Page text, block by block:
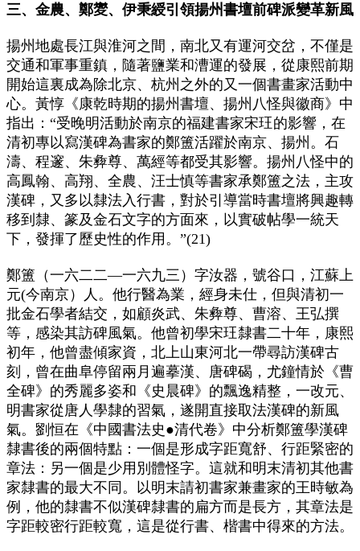
三、金農、鄭夑、伊秉綬引領揚州書壇前碑派變革新風
揚州地處長江與淮河之間，南北又有運河交岔，不僅是
交通和軍事重鎮，隨著鹽業和漕運的發展，從康熙前期
開始這裏成為除北京、杭州之外的又一個書畫家活動中
心。黃惇《康乾時期的揚州書壇、揚州八怪與徽商》中
指出：“受晚明活動於南京的福建書家宋玨的影響，在
清初專以寫漢碑為書家的鄭簠活躍於南京、揚州。石
濤、程邃、朱彜尊、萬經等都受其影響。揚州八怪中的
高鳳翰、高翔、全農、汪士慎等書家承鄭簠之法，主攻
漢碑，又多以隸法入行書，對於引導當時書壇將興趣轉
移到隸、篆及金石文字的方面來，以實破帖學一統天
下，發揮了歷史性的作用。”(21)
鄭簠（一六二二—一六九三）字汝器，號谷口，江蘇上
元(今南京）人。他行醫為業，經身未仕，但與清初一
批金石學者結交，如顧炎武、朱彜尊、曹溶、王弘撰
等，感染其訪碑風氣。他曾初學宋玨隸書二十年，康熙
初年，他曾盡傾家資，北上山東河北一帶尋訪漢碑古
刻，曾在曲阜停留兩月遍摹漢、唐碑碣，尤鐘情於《曹
全碑》的秀麗多姿和《史晨碑》的飄逸精整，一改元、
明書家從唐人學隸的習氣，遂開直接取法漢碑的新風
氣。劉恒在《中國書法史●清代卷》中分析鄭簠學漢碑
隸書後的兩個特點：一個是形成字距寬舒、行距緊密的
章法：另一個是少用別體怪字。這就和明末清初其他書
家隸書的最大不同。以明末請初書家兼畫家的王時敏為
例，他的隸書不似漢碑隸書的扁方而是長方，其章法是
字距較密行距較寬，這是從行書、楷書中得來的方法。